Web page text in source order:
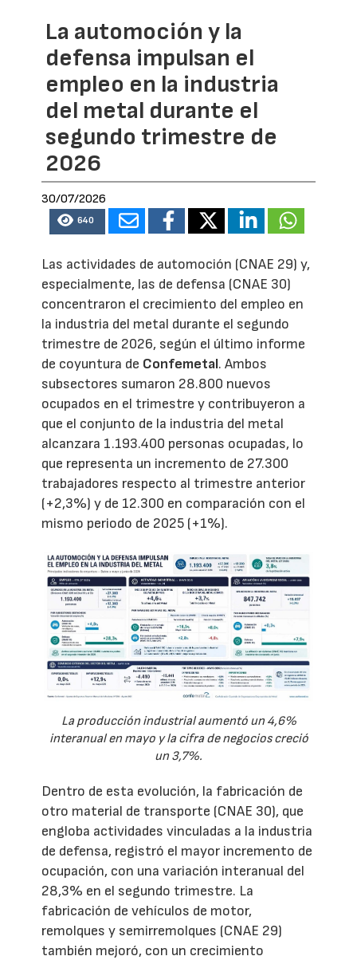
La automoción y la
defensa impulsan el
empleo en la industria
del metal durante el
segundo trimestre de
2026
30/07/2026
640
Las actividades de automoción (CNAE 29) y,
especialmente, las de defensa (CNAE 30)
concentraron el crecimiento del empleo en
la industria del metal durante el segundo
trimestre de 2026, según el último informe
de coyuntura de Confemetal. Ambos
subsectores sumaron 28.800 nuevos
ocupados en el trimestre y contribuyeron a
que el conjunto de la industria del metal
alcanzara 1.193.400 personas ocupadas, lo
que representa un incremento de 27.300
trabajadores respecto al trimestre anterior
(+2,3%) y de 12.300 en comparación con el
mismo periodo de 2025 (+1%).
La producción industrial aumentó un 4,6%
interanual en mayo y la cifra de negocios creció
un 3,7%.
Dentro de esta evolución, la fabricación de
otro material de transporte (CNAE 30), que
engloba actividades vinculadas a la industria
de defensa, registró el mayor incremento de
ocupación, con una variación interanual del
28,3% en el segundo trimestre. La
fabricación de vehículos de motor,
remolques y semirremolques (CNAE 29)
también mejoró, con un crecimiento